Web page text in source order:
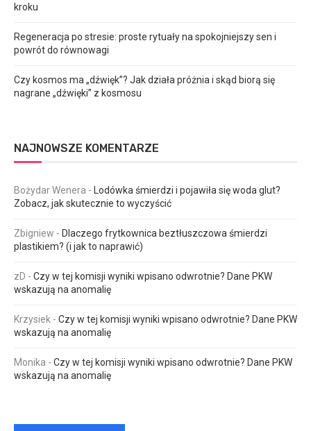
kroku
Regeneracja po stresie: proste rytuały na spokojniejszy sen i
powrót do równowagi
Czy kosmos ma „dźwięk”? Jak działa próżnia i skąd biorą się
nagrane „dźwięki” z kosmosu
NAJNOWSZE KOMENTARZE
Bożydar Wenera -
Lodówka śmierdzi i pojawiła się woda glut?
Zobacz, jak skutecznie to wyczyścić
Zbigniew - Dlaczego frytkownica beztłuszczowa śmierdzi
plastikiem? (i jak to naprawić)
zD - Czy w tej komisji wyniki wpisano odwrotnie? Dane PKW
wskazują na anomalię
Krzysiek - Czy w tej komisji wyniki wpisano odwrotnie? Dane PKW
wskazują na anomalię
Monika - Czy w tej komisji wyniki wpisano odwrotnie? Dane PKW
wskazują na anomalię